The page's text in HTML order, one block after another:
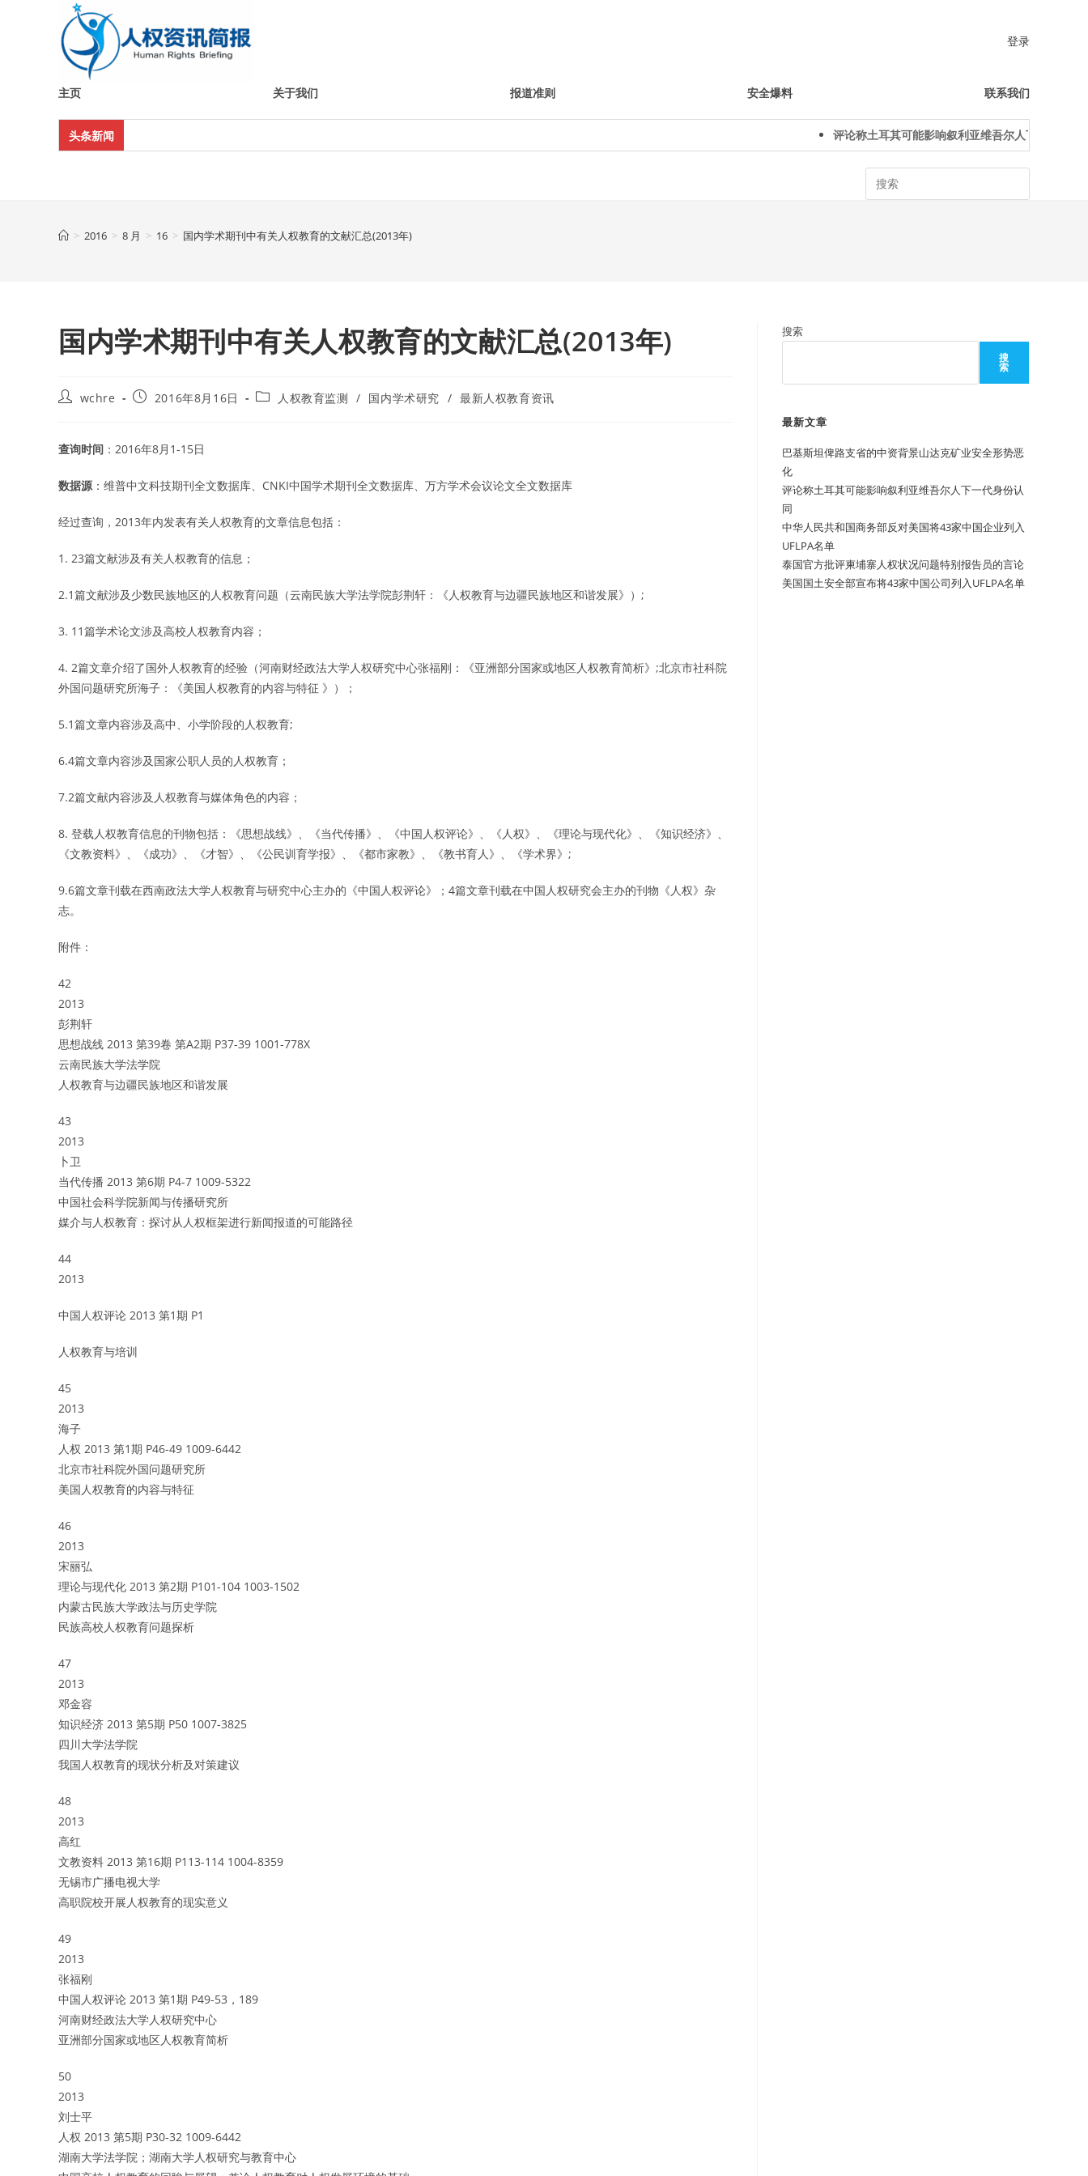
登录
主页 关于我们 报道准则 安全爆料 联系我们
头条新闻 评论称土耳其可能影响叙利亚维吾尔人下一代身份认同
Search
> 2016 > 8 月 > 16 > 国内学术期刊中有关人权教育的文献汇总(2013年)
国内学术期刊中有关人权教育的文献汇总(2013年)
Postwchre
Post2016年8月16日
Post 人权教育监测 / 国内学术研究 / 最新人权教育资讯
查询时间 ：2016年8月1-15日
数据源 ：维普中文科技期刊全文数据库、CNKI中国学术期刊全文数据库、万方学术会议论文全文数据库
经过查询，2013年内发表有关人权教育的文章信息包括：
1. 23篇文献涉及有关人权教育的信息；
2.1篇文献涉及少数民族地区的人权教育问题（云南民族大学法学院彭荆轩：《人权教育与边疆民族地区和谐发展》）;
3. 11篇学术论文涉及高校人权教育内容；
4. 2篇文章介绍了国外人权教育的经验（河南财经政法大学人权研究中心张福刚：《亚洲部分国家或地区人权教育简析》;北京市社科院
外国问题研究所海子：《美国人权教育的内容与特征 》）；
5.1篇文章内容涉及高中、小学阶段的人权教育;
6.4篇文章内容涉及国家公职人员的人权教育；
7.2篇文献内容涉及人权教育与媒体角色的内容；
8. 登载人权教育信息的刊物包括：《思想战线》、《当代传播》、《中国人权评论》、《人权》、《理论与现代化》、《知识经济》、
《文教资料》、《成功》、《才智》、《公民训育学报》、《都市家教》、《教书育人》、《学术界》;
9.6篇文章刊载在西南政法大学人权教育与研究中心主办的《中国人权评论》；4篇文章刊载在中国人权研究会主办的刊物《人权》杂
志。
附件：
42
2013
彭荆轩
思想战线 2013 第39卷 第A2期 P37-39 1001-778X
云南民族大学法学院
人权教育与边疆民族地区和谐发展
43
2013
卜卫
当代传播 2013 第6期 P4-7 1009-5322
中国社会科学院新闻与传播研究所
媒介与人权教育：探讨从人权框架进行新闻报道的可能路径
44
2013
中国人权评论 2013 第1期 P1
人权教育与培训
45
2013
海子
人权 2013 第1期 P46-49 1009-6442
北京市社科院外国问题研究所
美国人权教育的内容与特征
46
2013
宋丽弘
理论与现代化 2013 第2期 P101-104 1003-1502
内蒙古民族大学政法与历史学院
民族高校人权教育问题探析
47
2013
邓金容
知识经济 2013 第5期 P50 1007-3825
四川大学法学院
我国人权教育的现状分析及对策建议
48
2013
高红
文教资料 2013 第16期 P113-114 1004-8359
无锡市广播电视大学
高职院校开展人权教育的现实意义
49
2013
张福刚
中国人权评论 2013 第1期 P49-53，189
河南财经政法大学人权研究中心
亚洲部分国家或地区人权教育简析
50
2013
刘士平
人权 2013 第5期 P30-32 1009-6442
湖南大学法学院；湖南大学人权研究与教育中心
搜索
搜
索
最新文章
巴基斯坦俾路支省的中资背景山达克矿业安全形势恶
化
评论称土耳其可能影响叙利亚维吾尔人下一代身份认
同
中华人民共和国商务部反对美国将43家中国企业列入
UFLPA名单
泰国官方批评柬埔寨人权状况问题特别报告员的言论
美国国土安全部宣布将43家中国公司列入UFLPA名单